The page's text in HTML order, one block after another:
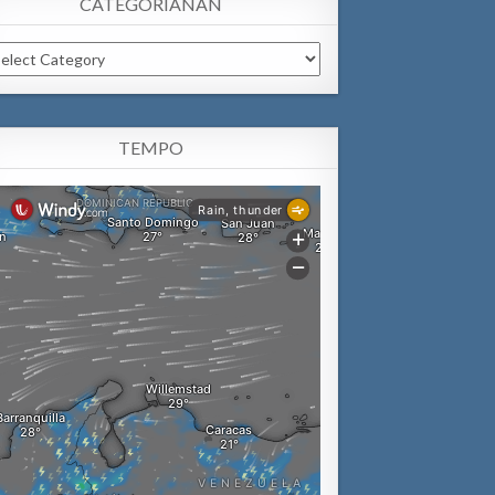
CATEGORIANAN
TEMPO